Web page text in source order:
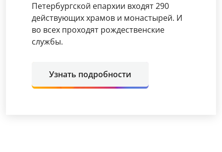
Петербургской епархии входят 290
действующих храмов и монастырей. И
во всех проходят рождественские
службы.
Узнать подробности